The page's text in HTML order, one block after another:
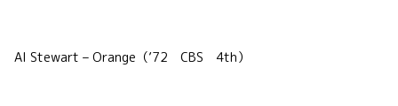
Al Stewart – Orange（’72 CBS 4th）